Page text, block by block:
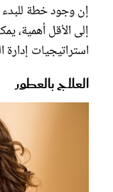
إن وجود خطة للبدء
إلى الأقل أهمية،
استراتيجيات إدارة
العلاج بالعطور